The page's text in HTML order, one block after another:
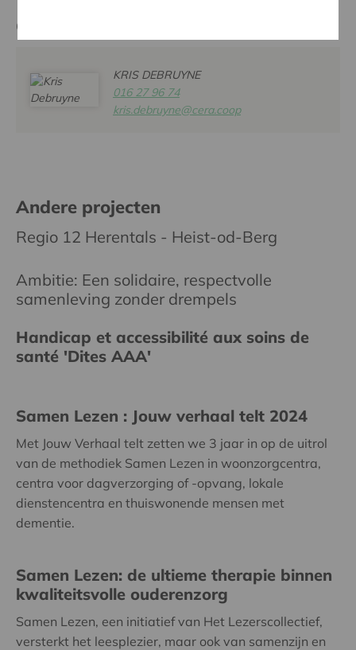
Contactpersoon
KRIS DEBRUYNE
016 27 96 74
kris.debruyne@cera.coop
Andere projecten
Regio 12 Herentals - Heist-od-Berg
Ambitie: Een solidaire, respectvolle
samenleving zonder drempels
Handicap et accessibilité aux soins de
santé 'Dites AAA'
Samen Lezen : Jouw verhaal telt 2024
Met Jouw Verhaal telt zetten we 3 jaar in op de uitrol
van de methodiek Samen Lezen in woonzorgcentra,
centra voor dagverzorging of -opvang, lokale
dienstencentra en thuiswonende mensen met
dementie.
Samen Lezen: de ultieme therapie binnen
kwaliteitsvolle ouderenzorg
Samen Lezen, een initiatief van Het Lezerscollectief,
versterkt het leesplezier, maar ook van samenzijn en